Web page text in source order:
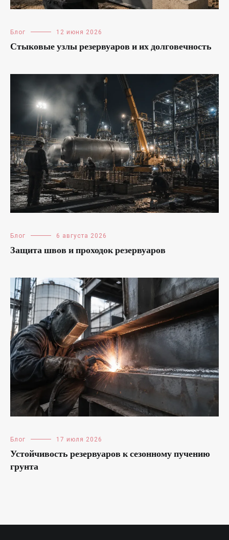
Блог 12 июня 2026
Стыковые узлы резервуаров и их долговечность
Блог 6 августа 2026
Защита швов и проходок резервуаров
Блог 17 июля 2026
Устойчивость резервуаров к сезонному пучению
грунта